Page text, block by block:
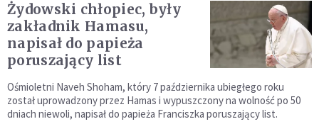
Żydowski chłopiec, były
zakładnik Hamasu,
napisał do papieża
poruszający list
Ośmioletni Naveh Shoham, który 7 października ubiegłego roku
został uprowadzony przez Hamas i wypuszczony na wolność po 50
dniach niewoli, napisał do papieża Franciszka poruszający list.